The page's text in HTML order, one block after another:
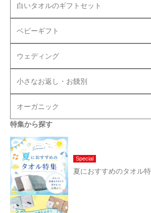
白いタオルのギフトセット
ベビーギフト
ウェディング
小さなお返し・お餞別
オーガニック
特集から探す
Special
夏におすすめのタオル